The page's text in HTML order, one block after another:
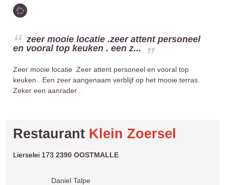
zeer mooie locatie .zeer attent personeel
en vooral top keuken . een z...
Zeer mooie locatie .Zeer attent personeel en vooral top
keuken . Een zeer aangenaam verblijf op het mooie terras.
Zeker een aanrader .
Restaurant Klein Zoersel
Lierselei 1732390 OOSTMALLE
Daniel Talpe